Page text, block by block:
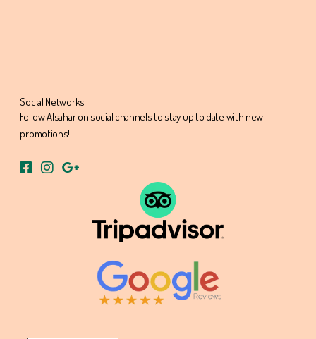
Social Networks
Follow Alsahar on social channels to stay up to date with new
promotions!